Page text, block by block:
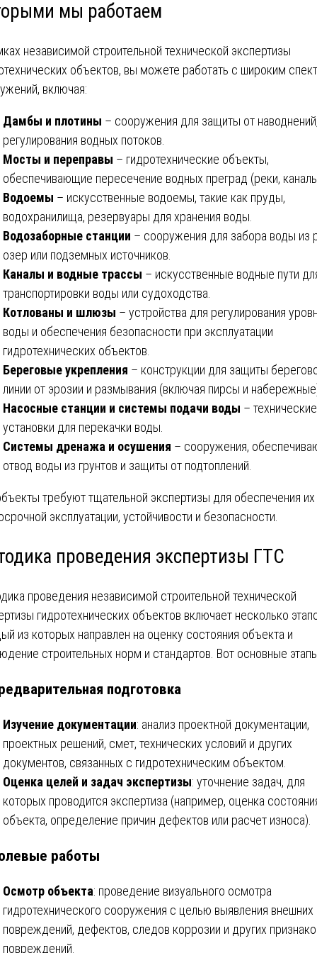
мы работаем
независимой строительной технической экспертизы
объектов, вы можете работать с широким
включая:
Дамбы и плотины – сооружения для защиты от
регулирования водных потоков.
Мосты и переправы – гидротехнические объекты,
обеспечивающие пересечение водных преград (реки,
Водоемы – искусственные водоемы, такие как пруды,
водохранилища, резервуары для хранения воды.
Водозаборные станции – сооружения для забора воды из
озер или подземных источников.
Каналы и водные трассы – искусственные водные пути
транспортировки воды или судоходства.
Котлованы и шлюзы – устройства для регулирования
воды и обеспечения безопасности при эксплуатации
гидротехнических объектов.
Береговые укрепления – конструкции для защиты
линии от эрозии и размывания (включая пирсы и
Насосные станции и системы подачи воды – технические
установки для перекачки воды.
Системы дренажа и осушения – сооружения,
отвод воды из грунтов и защиты от подтоплений.
требуют тщательной экспертизы для обеспечения их
эксплуатации, устойчивости и безопасности.
проведения экспертизы ГТС
проведения независимой строительной технической
гидротехнических объектов включает несколько
из которых направлен на оценку состояния объекта и
строительных норм и стандартов. Вот основные
подготовка
Изучение документации: анализ проектной документации,
проектных решений, смет, технических условий и других
документов, связанных с гидротехническим объектом.
Оценка целей и задач экспертизы: уточнение задач, для
которых проводится экспертиза (например, оценка
объекта, определение причин дефектов или расчет износа).
работы
Осмотр объекта: проведение визуального осмотра
гидротехнического сооружения с целью выявления внешних
повреждений, дефектов, следов коррозии и других
повреждений.